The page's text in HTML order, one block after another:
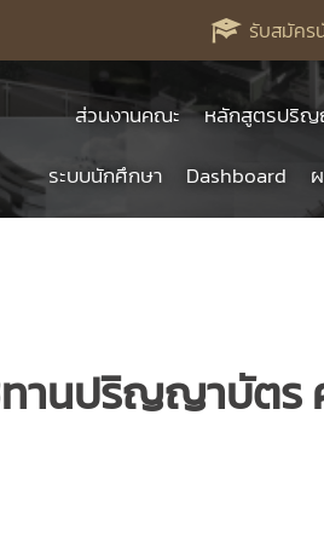
รับสมัคร
ส่วนงานคณะ หลักสูตรปริ
ระบบนักศึกษา
Dashboard
านปริญญาบัตร